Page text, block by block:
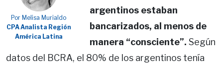
Por Melisa Murialdo
CPA Analista Región
América Latina
argentinos estaban
bancarizados, al menos de
manera “consciente”. Según
datos del BCRA, el 80% de los argentinos tenía